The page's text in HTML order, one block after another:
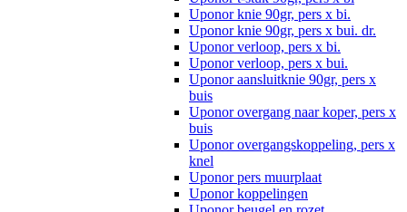
Uponor knie 90gr, pers x bi.
Uponor knie 90gr, pers x bui. dr.
Uponor verloop, pers x bi.
Uponor verloop, pers x bui.
Uponor aansluitknie 90gr, pers x
buis
Uponor overgang naar koper, pers x
buis
Uponor overgangskoppeling, pers x
knel
Uponor pers muurplaat
Uponor koppelingen